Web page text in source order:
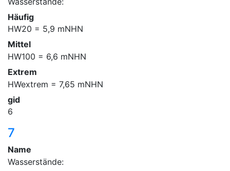
Häufig
HW20 = 5,9 mNHN
Mittel
HW100 = 6,6 mNHN
Extrem
HWextrem = 7,65 mNHN
gid
6
7
Name
Wasserstände: